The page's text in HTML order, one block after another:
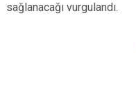
sağlanacağı vurgulandı.